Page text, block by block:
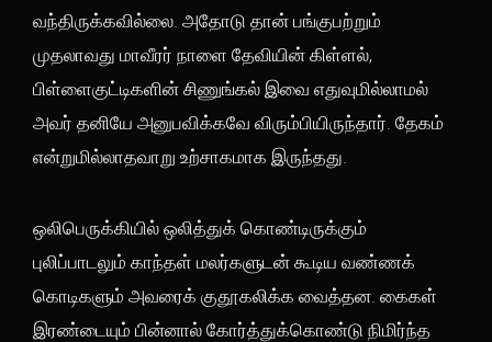
வந்திருக்கவில்லை. அதோடு தான் பங்குபற்றும்
முதலாவது மாவீரர் நாளை தேவியின் கிள்ளல்,
பிள்ளைகுட்டிகளின் சிணுங்கல் இவை எதுவுமில்லாமல்
அவர் தனியே அனுபவிக்கவே விரும்பியிருந்தார். தேகம்
என்றுமில்லாதவாறு உற்சாகமாக இருந்தது.
ஒலிபெருக்கியில் ஒலித்துக் கொண்டிருக்கும்
புலிப்பாடலும் காந்தள் மலர்களுடன் கூடிய வண்ணக்
கொடிகளும் அவரைக் குதூகலிக்க வைத்தன. கைகள்
இரண்டையும் பின்னால் கோர்த்துக்கொண்டு நிமிர்ந்த